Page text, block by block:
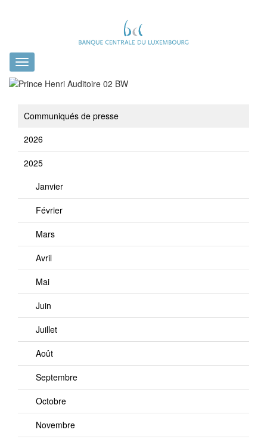
Toggle
navigation
Communiqués de presse
2026
2025
Janvier
Février
Mars
Avril
Mai
Juin
Juillet
Août
Septembre
Octobre
Novembre